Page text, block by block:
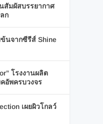
สัมผัสบรรยากาศ
ก
นจากซีรีส์ Shine
โรงงานผลิต
คอัพครบวงจร
เผยผิวโกลว์